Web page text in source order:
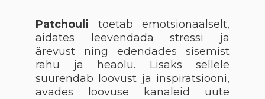
Patchouli toetab emotsionaalselt,
aidates leevendada stressi ja
ärevust ning edendades sisemist
rahu ja heaolu. Lisaks sellele
suurendab loovust ja inspiratsiooni,
avades loovuse kanaleid uute